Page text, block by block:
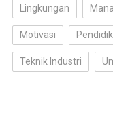
Lingkungan
Motivasi
Teknik Industri